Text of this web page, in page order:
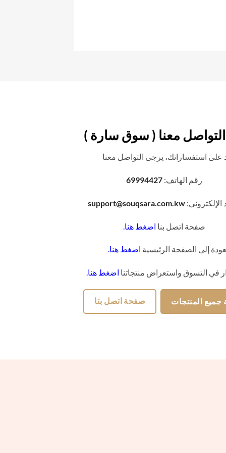
معنا ( سوق سارة )
على استفساراتك، يرجى التواصل معنا
رقم الهاتف: 69994427
الإلكتروني:support@souqsara.com.kw
صفحة اتصل بنا اضغط هنا
إلى الصفحة الرئيسية اضغط هنا.
في التسوق واستعراض منتجاتنا اضغط هنا.
المنتجات صفحة اتصل بتا